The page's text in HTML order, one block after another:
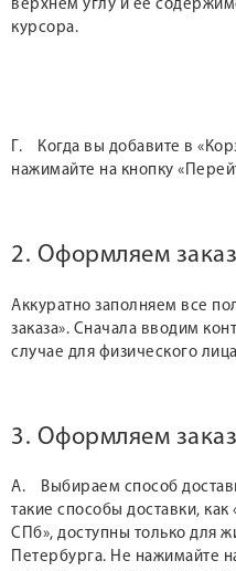
верхнем углу и ее
курсора.
Г. Когда вы добавите в
нажимайте на кнопку
2. Оформляем
Аккуратно заполняем все
заказа». Сначала вводим
случае для физического
3. Оформляем
А. Выбираем способ
такие способы доставки,
СПб», доступны только для
Петербурга. Не нажимайте